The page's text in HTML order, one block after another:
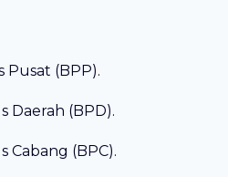
(BPP).
(BPD).
(BPC).